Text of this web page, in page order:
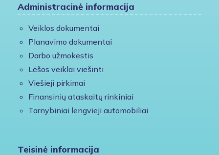
Administracinė informacija
Veiklos dokumentai
Planavimo dokumentai
Darbo užmokestis
Lėšos veiklai viešinti
Viešieji pirkimai
Finansinių ataskaitų rinkiniai
Tarnybiniai lengvieji automobiliai
Teisinė informacija